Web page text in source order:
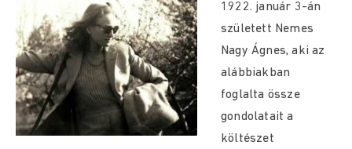
1922. január 3-án
született Nemes
Nagy Ágnes, aki az
alábbiakban
foglalta össze
gondolatait a
költészet